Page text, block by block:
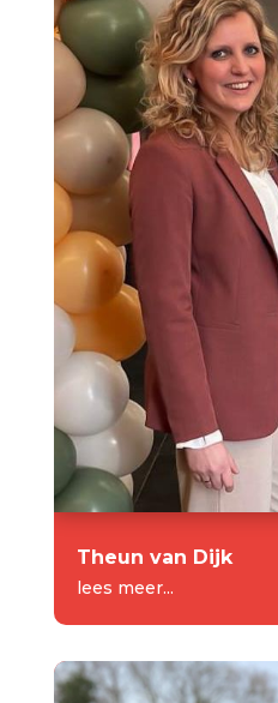
Theun van Dijk
lees meer...